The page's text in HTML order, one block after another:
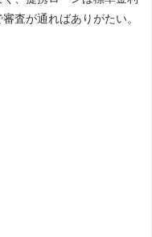
査が通ればありがたい。